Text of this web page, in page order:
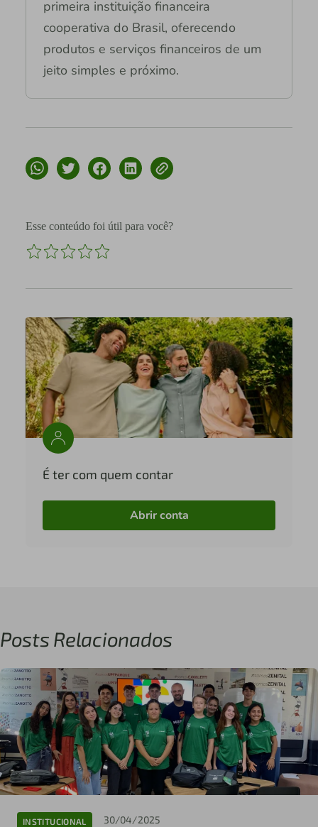
primeira instituição financeira
cooperativa do Brasil, oferecendo
produtos e serviços financeiros de um
jeito simples e próximo.
Esse conteúdo foi útil para você?
É ter com quem contar
Abrir conta
Posts Relacionados
INSTITUCIONAL 30/04/2025